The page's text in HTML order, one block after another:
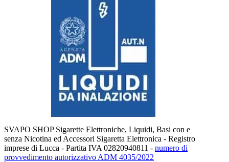
SVAPO SHOP Sigarette Elettroniche, Liquidi, Basi con e
senza Nicotina ed Accessori Sigaretta Elettronica - Registro
imprese di Lucca - Partita IVA 02820940811 - numero di
provvedimento autorizzativo ADM 4035/2022